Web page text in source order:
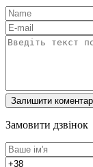
Замовити дзвінок